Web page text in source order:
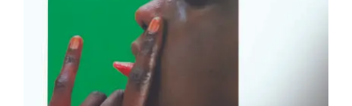
Area revue n°3 – L’invention amoureuse